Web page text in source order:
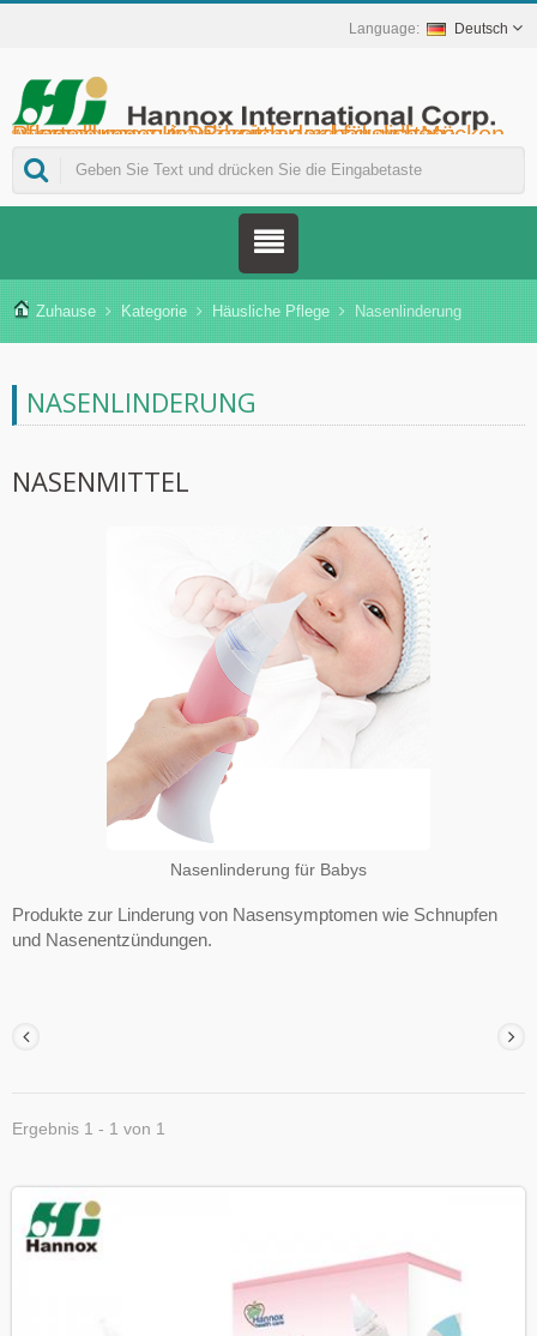
Deutsch
Hannox International Corp. - Wir unterstützen Importeure, Großhändler, Distributoren und Marken im Gesundheitswesen bei der Markteinführung von medikamentenfreien Wund- und Schleimhautpflegeprodukten für Mundgeschwüre, die unterstützende Krebstherapie, den Hautschutz, die Nasenschleimhautpflege und die Wundversorgung zu Hause. Darüber hinaus bieten wir ein breiteres Spektrum an Medizinprodukten zur Diabetesprävention und -behandlung, zur Prävention von durch Mücken übertragenen Krankheiten und für weitere Anwendungen im Bereich der häuslichen Pflege.
Zuhause Kategorie Häusliche Pflege Nasenlinderung
NASENLINDERUNG
NASENMITTEL
Nasenlinderung für Babys
Produkte zur Linderung von Nasensymptomen wie Schnupfen
und Nasenentzündungen.
Ergebnis 1 - 1 von 1